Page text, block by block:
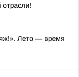
отрасли!
Лето — время